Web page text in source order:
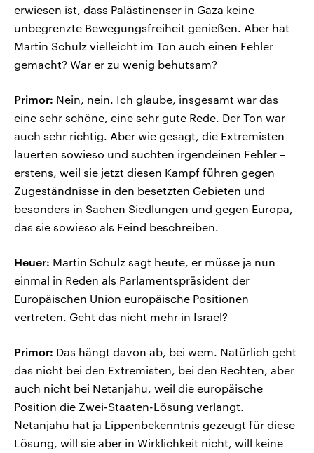
erwiesen ist, dass Palästinenser in Gaza keine
unbegrenzte Bewegungsfreiheit genießen. Aber hat
Martin Schulz vielleicht im Ton auch einen Fehler
gemacht? War er zu wenig behutsam?
Primor: Nein, nein. Ich glaube, insgesamt war das
eine sehr schöne, eine sehr gute Rede. Der Ton war
auch sehr richtig. Aber wie gesagt, die Extremisten
lauerten sowieso und suchten irgendeinen Fehler –
erstens, weil sie jetzt diesen Kampf führen gegen
Zugeständnisse in den besetzten Gebieten und
besonders in Sachen Siedlungen und gegen Europa,
das sie sowieso als Feind beschreiben.
Heuer: Martin Schulz sagt heute, er müsse ja nun
einmal in Reden als Parlamentspräsident der
Europäischen Union europäische Positionen
vertreten. Geht das nicht mehr in Israel?
Primor: Das hängt davon ab, bei wem. Natürlich geht
das nicht bei den Extremisten, bei den Rechten, aber
auch nicht bei Netanjahu, weil die europäische
Position die Zwei-Staaten-Lösung verlangt.
Netanjahu hat ja Lippenbekenntnis gezeugt für diese
Lösung, will sie aber in Wirklichkeit nicht, will keine